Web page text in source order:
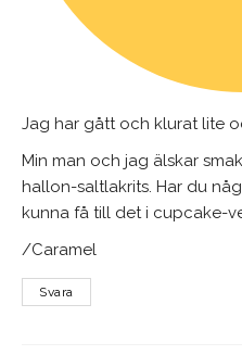
Jag har gått och klurat lite
Min man och jag älskar
hallon-saltlakrits. Har du
kunna få till det i cupcake-
/Caramel
Svara